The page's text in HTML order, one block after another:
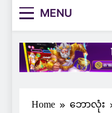
MENU
Home
ဘောလုံး